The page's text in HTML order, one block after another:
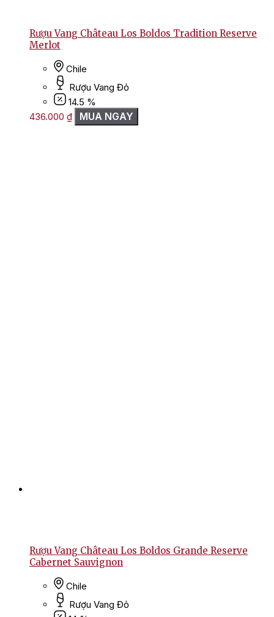
Rượu Vang Château Los Boldos Tradition Reserve
Merlot
Chile
Rượu Vang Đỏ
14.5 %
436.000 ₫ MUA NGAY
Rượu Vang Château Los Boldos Grande Reserve
Cabernet Sauvignon
Chile
Rượu Vang Đỏ